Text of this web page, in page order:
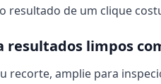
resultado de um clique
resultados limpos
recorte, amplie para